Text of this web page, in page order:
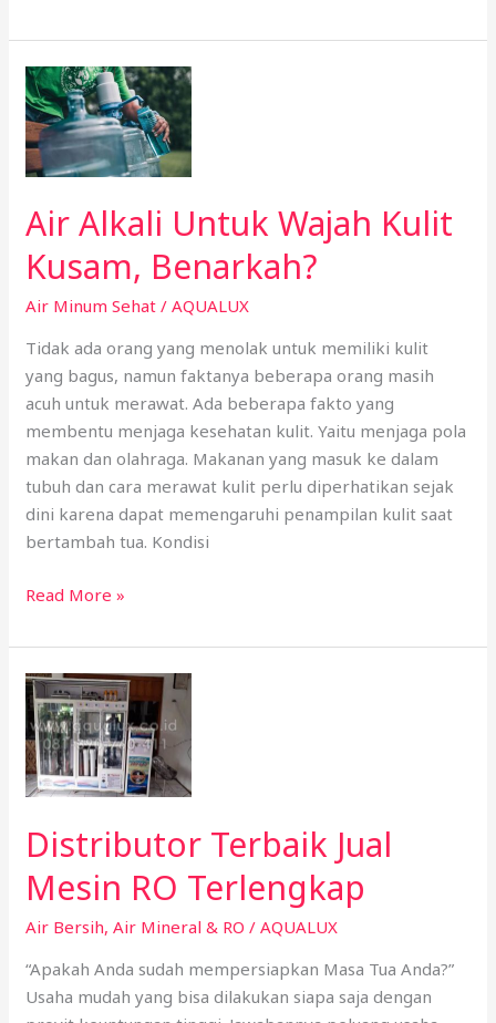
Air Alkali Untuk Wajah Kulit
Kusam, Benarkah?
Air Minum Sehat /AQUALUX
Tidak ada orang yang menolak untuk memiliki kulit
yang bagus, namun faktanya beberapa orang masih
acuh untuk merawat. Ada beberapa fakto yang
membentu menjaga kesehatan kulit. Yaitu menjaga pola
makan dan olahraga. Makanan yang masuk ke dalam
tubuh dan cara merawat kulit perlu diperhatikan sejak
dini karena dapat memengaruhi penampilan kulit saat
bertambah tua. Kondisi
Air
Alkali
Untuk
Wajah
Kusam,
Read More »
Distributor Terbaik Jual
Mesin RO Terlengkap
Air Bersih,Air Mineral & RO /AQUALUX
“Apakah Anda sudah mempersiapkan Masa Tua Anda?”
Usaha mudah yang bisa dilakukan siapa saja dengan
Distributor
Terbaik
Jual
Mesin
RO